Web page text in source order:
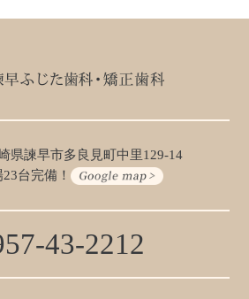
県諫早市多良見町中里129-14
台完備！
43-2212